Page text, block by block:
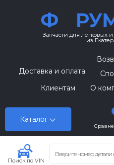
Ф
Запчасти для легковых
из
Каталог
Доставка и оплата
Клиентам
О
Поиск по VIN